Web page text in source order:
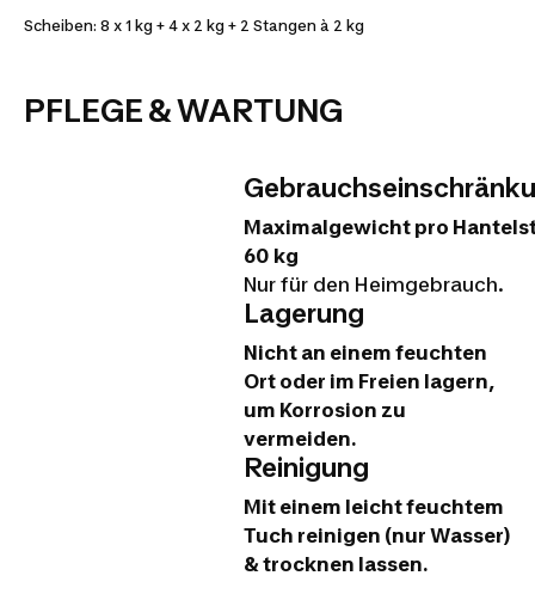
Scheiben: 8 x 1 kg + 4 x 2 kg + 2 Stangen à 2 kg
PFLEGE & WARTUNG
Maximalgewicht pro
60 kg
Nur für den Heimgebrauch.
Lagerung
Nicht an einem feuchten
Ort oder im Freien lagern,
um Korrosion zu
vermeiden.
Reinigung
Mit einem leicht feuchtem
Tuch reinigen (nur Wasser)
& trocknen lassen.